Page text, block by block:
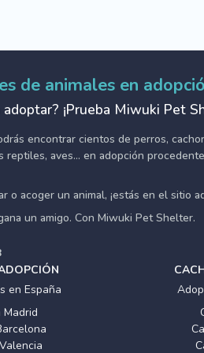
de animales en
adoptar? ¡Prueba Miwuki Pet
encontrar cientos de perros,
reptiles, aves... en adopción
o acoger un animal, ¡estás en el sitio
un amigo. Con Miwuki Pet Shelter.
en España
Madrid